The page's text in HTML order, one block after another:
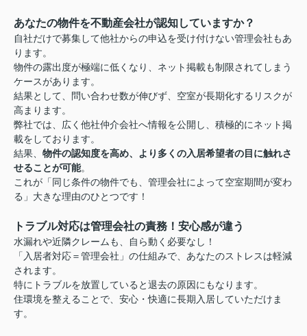
あなたの物件を不動産会社が認知していますか？
自社だけで募集して他社からの申込を受け付けない管理会社もあ
ります。
物件の露出度が極端に低くなり、ネット掲載も制限されてしまう
ケースがあります。
結果として、問い合わせ数が伸びず、空室が長期化するリスクが
高まります。
弊社では、広く他社仲介会社へ情報を公開し、積極的にネット掲
載をしております。
結果、 物件の認知度を高め、より多くの入居希望者の目に触れさ
せることが可能。
これが「同じ条件の物件でも、管理会社によって空室期間が変わ
る」大きな理由のひとつです！
トラブル対応は管理会社の責務！安心感が違う
水漏れや近隣クレームも、自ら動く必要なし！
「入居者対応＝管理会社」の仕組みで、あなたのストレスは軽減
されます。
特にトラブルを放置していると退去の原因にもなります。
住環境を整えることで、安心・快適に長期入居していただけま
す。